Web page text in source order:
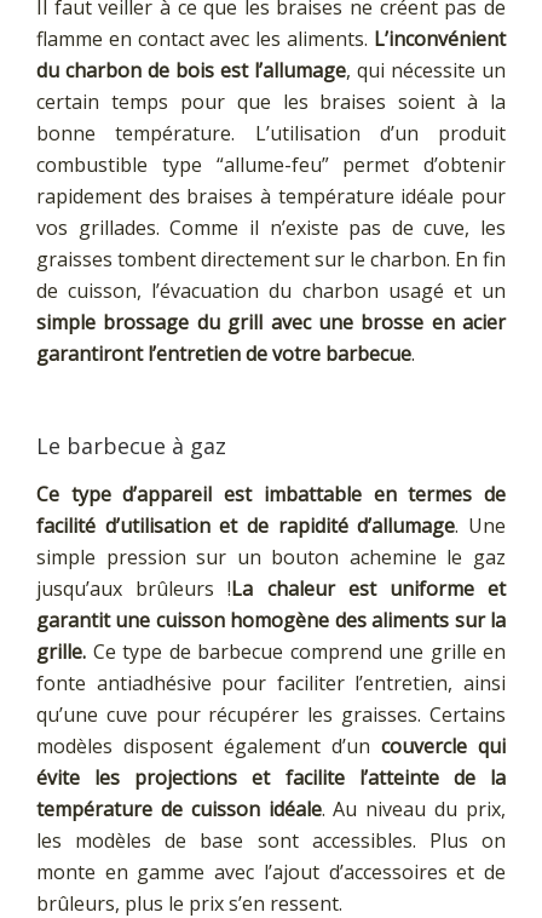
Il faut veiller à ce que les braises ne créent pas de
flamme en contact avec les aliments. L’inconvénient
du charbon de bois est l’allumage, qui nécessite un
certain temps pour que les braises soient à la
bonne température. L’utilisation d’un produit
combustible type “allume-feu” permet d’obtenir
rapidement des braises à température idéale pour
vos grillades. Comme il n’existe pas de cuve, les
graisses tombent directement sur le charbon. En fin
de cuisson, l’évacuation du charbon usagé et un
simple brossage du grill avec une brosse en acier
garantiront l’entretien de votre barbecue.
Le barbecue à gaz
Ce type d’appareil est imbattable en termes de
facilité d’utilisation et de rapidité d’allumage. Une
simple pression sur un bouton achemine le gaz
jusqu’aux brûleurs !La chaleur est uniforme et
garantit une cuisson homogène des aliments sur la
grille. Ce type de barbecue comprend une grille en
fonte antiadhésive pour faciliter l’entretien, ainsi
qu’une cuve pour récupérer les graisses. Certains
modèles disposent également d’un couvercle qui
évite les projections et facilite l’atteinte de la
température de cuisson idéale. Au niveau du prix,
les modèles de base sont accessibles. Plus on
monte en gamme avec l’ajout d’accessoires et de
brûleurs, plus le prix s’en ressent.